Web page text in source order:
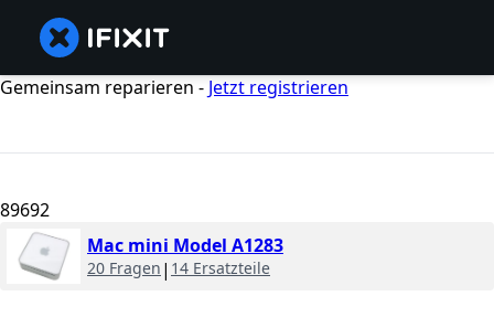
Gemeinsam reparieren - Jetzt registrieren
89692
Mac mini Model A1283
20 Fragen | 14 Ersatzteile